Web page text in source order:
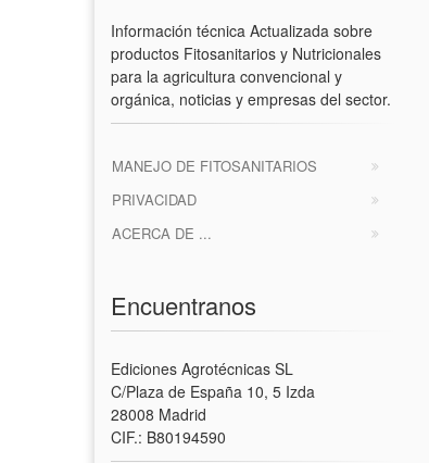
Información técnica Actualizada sobre
productos Fitosanitarios y Nutricionales
para la agricultura convencional y
orgánica, noticias y empresas del sector.
MANEJO DE FITOSANITARIOS
PRIVACIDAD
ACERCA DE ...
Encuentranos
Ediciones Agrotécnicas SL
C/Plaza de España 10, 5 Izda
28008 Madrid
CIF.: B80194590